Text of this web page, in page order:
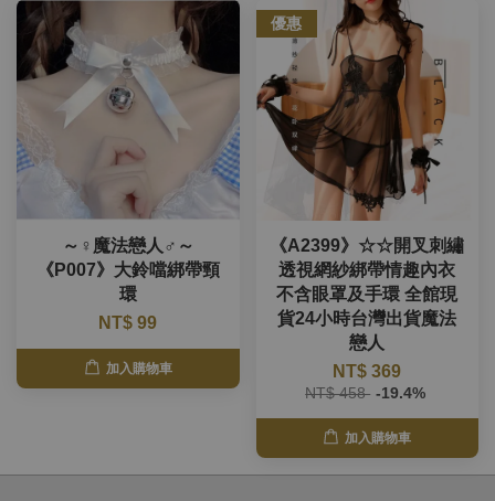
～♀魔法戀人♂～
《P007》大鈴噹綁帶頸
環
NT$ 99
加入購物車
優惠
《A2399》☆☆開叉刺繡
透視網紗綁帶情趣內衣
不含眼罩及手環 全館現
貨24小時台灣出貨魔法
戀人
NT$ 369
NT$ 458 -19.4%
加入購物車